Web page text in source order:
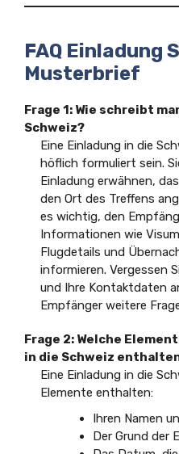
FAQ Einladung
Musterbrief
Frage 1: Wie schreibt
Schweiz?
Eine Einladung in die
höflich formuliert sein.
Einladung erwähnen,
den Ort des Treffens
es wichtig, den
Informationen wie
Flugdetails und
informieren. Vergessen
und Ihre Kontaktdaten
Empfänger weitere
Frage 2: Welche
in die Schweiz
Eine Einladung in die
Elemente enthalten:
Ihren Namen
Der Grund der